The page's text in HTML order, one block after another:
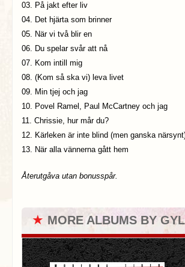
03. På jakt efter liv
04. Det hjärta som brinner
05. När vi två blir en
06. Du spelar svår att nå
07. Kom intill mig
08. (Kom så ska vi) leva livet
09. Min tjej och jag
10. Povel Ramel, Paul McCartney och jag
11. Chrissie, hur mår du?
12. Kärleken är inte blind (men ganska
13. När alla vännerna gått hem
Återutgåva utan bonusspår.
★ MORE ALBUMS BY